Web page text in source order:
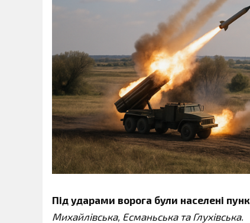
Під ударами ворога були населені
Михайлівська, Есманьська та Глухівська.